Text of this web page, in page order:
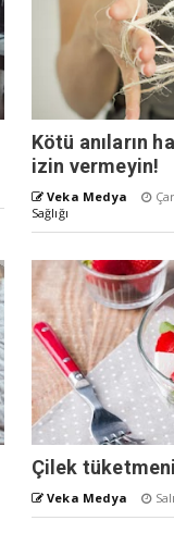
Kötü anıların
izin vermeyin!
Veka Medya
Sağlığı
Çilek
Veka Medya